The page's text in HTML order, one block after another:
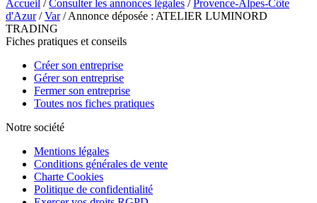
Accueil /Consulter les annonces légales /Provence-Alpes-Côte
d'Azur/Var/ Annonce déposée : ATELIER LUMINORD
TRADING
Fiches pratiques et conseils
Créer son entreprise
Gérer son entreprise
Fermer son entreprise
Toutes nos fiches pratiques
Notre société
Mentions légales
Conditions générales de vente
Charte Cookies
Politique de confidentialité